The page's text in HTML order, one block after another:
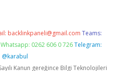
backlinkpaneli@gmail.com Teams:
Whatsapp: 0262 606 0 726 Telegram:
@karabul
Kanun gereğince Bilgi Teknolojileri